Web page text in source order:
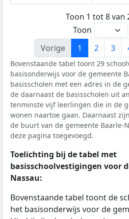
Toon 1 tot 8 van
Toon
Vorige
1 2 3
Bovenstaande tabel toont 29
basisonderwijs voor de gemeente
basisscholen met een adres in de
de daarnaast de basisscholen uit
tenminste vijf leerlingen die in de
wonen naartoe gaan. Daarnaast
de buurt van de gemeente Baarle-
deze pagina toegevoegd.
Toelichting bij de tabel met
basisschoolvestigingen voor
Nassau:
Bovenstaande tabel toont de
het basisonderwijs voor de